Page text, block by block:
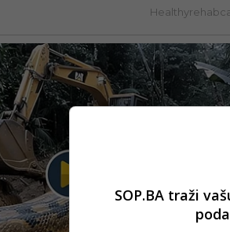
SOP.BA traži